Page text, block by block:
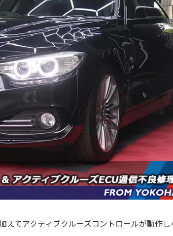
えてアクティブクルーズコントロールが動作し